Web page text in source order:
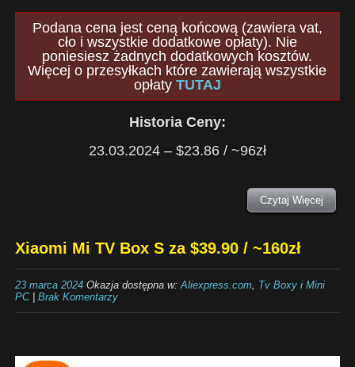
Podana cena jest ceną końcową (zawiera vat,
cło i wszystkie dodatkowe opłaty). Nie
poniesiesz żadnych dodatkowych kosztów.
Więcej o przesyłkach które zawierają wszystkie
opłaty TUTAJ
Historia Ceny:
23.03.2024 – $23.86 / ~96zł
Czytaj Więcej
Xiaomi Mi TV Box S za $39.90 / ~160zł
23 marca 2024Okazja dostępna w:Aliexpress.com, Tv Boxy i Mini
PC| Brak Komentarzy